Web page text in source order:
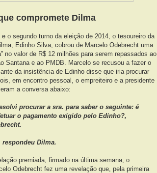
compromete Dilma
e o segundo turno da eleição de 2014, o tesoureiro da
Edinho Silva, cobrou de Marcelo Odebrecht uma
no valor de R$ 12 milhões para serem repassados ao
Santana e ao PMDB. Marcelo se recusou a fazer o
da insistência de Edinho disse que iria procurar
em encontro pessoal, o empreiteiro e a presidente
a conversa abaixo:
procurar a sra. para saber o seguinte: é
o pagamento exigido pelo Edinho?,
respondeu Dilma.
premiada, firmado na última semana, o
Odebrecht fez uma revelação que, pela primeira